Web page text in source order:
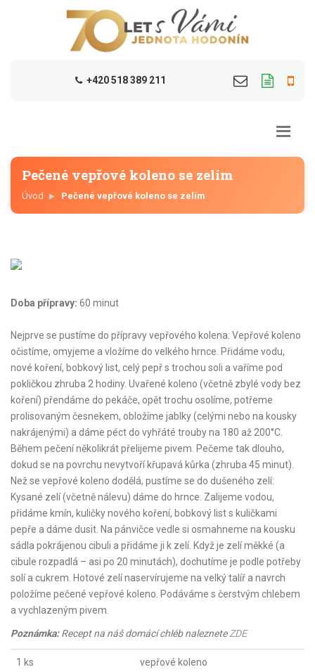
+420 518 389 211
Pečené vepřové koleno se zelím
Úvod Pečené vepřové koleno se zelím
Doba přípravy: 60 minut
Nejprve se pustíme do přípravy vepřového kolena: Vepřové koleno
očistíme, omyjeme a vložíme do velkého hrnce. Přidáme vodu,
nové koření, bobkový list, celý pepř s trochou soli a vaříme pod
pokličkou zhruba 2 hodiny. Uvařené koleno (včetně zbylé vody bez
koření) přendáme do pekáče, opět trochu osolíme, potřeme
prolisovaným česnekem, obložíme jablky (celými nebo na kousky
nakrájenými) a dáme péct do vyhřáté trouby na 180 až 200°C.
Během pečení několikrát přelijeme pivem. Pečeme tak dlouho,
dokud se na povrchu nevytvoří křupavá kůrka (zhruba 45 minut).
Než se vepřové koleno dodělá, pustíme se do dušeného zelí:
Kysané zelí (včetně nálevu) dáme do hrnce. Zalijeme vodou,
přidáme kmín, kuličky nového koření, bobkový list s kuličkami
pepře a dáme dusit. Na pánvičce vedle si osmahneme na kousku
sádla pokrájenou cibuli a přidáme ji k zelí. Když je zelí měkké (a
cibule rozpadlá – asi po 20 minutách), dochutíme je podle potřeby
solí a cukrem. Hotové zelí naservírujeme na velký talíř a navrch
položíme pečené vepřové koleno. Podáváme s čerstvým chlebem
a vychlazeným pivem.
Poznámka:Recept na náš domácí chléb nalezneteZDE
1 ks vepřové koleno